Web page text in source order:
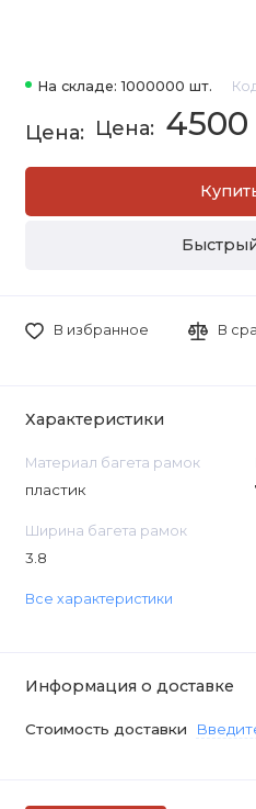
На складе: 1000000 шт.
В избранное В
Характеристики
Материал багета рамок
пластик
Ширина багета рамок
3.8
Все характеристики
Информация о доставке
Стоимость доставки